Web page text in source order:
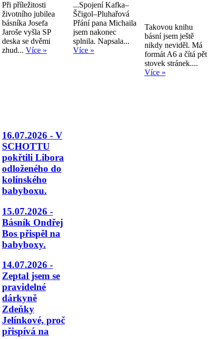
Při příležitosti
životního jubilea
básníka Josefa
Jaroše vyšla SP
deska se dvěmi
zhud... Více »
...Spojení Kafka–
Ščigol–Pluhařová
Přání pana Michaila
jsem nakonec
splnila. Napsala...
Více »
Takovou knihu
básní jsem ještě
nikdy neviděl. Má
formát A6 a čítá pět
stovek stránek....
Více »
16.07.2026 - V
SCHOTTU
pokřtili Libora
odloženého do
kolínského
babyboxu.
15.07.2026 -
Básník Ondřej
Bos přispěl na
babyboxy.
14.07.2026 -
Zeptal jsem se
pravidelné
dárkyně
Zdeňky
Jelínkové, proč
přispívá na